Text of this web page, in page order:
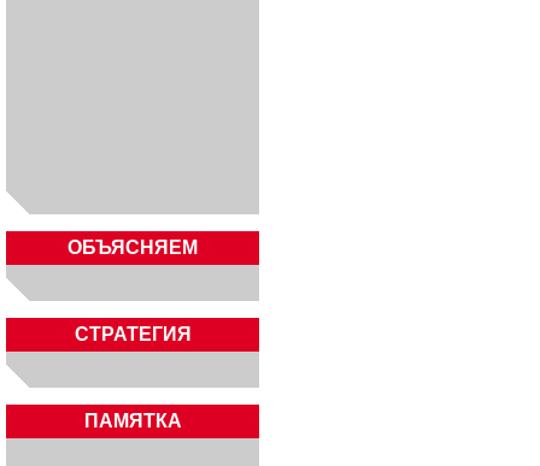
ОБЪЯСНЯЕМ
СТРАТЕГИЯ
ПАМЯТКА